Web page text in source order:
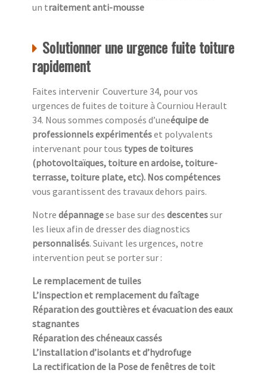
un traitement anti-mousse
Solutionner une urgence fuite toiture
rapidement
Faites intervenir Couverture 34, pour vos
urgences de fuites de toiture à Courniou Herault
34. Nous sommes composés d’uneéquipe de
professionnels expérimentéset polyvalents
intervenant pour tous types de toitures
(photovoltaïques, toiture en ardoise, toiture-
terrasse, toiture plate, etc). Nos compétences
vous garantissent des travaux dehors pairs.
Notre dépannagese base sur des descentessur
les lieux afin de dresser des diagnostics
personnalisés. Suivant les urgences, notre
intervention peut se porter sur :
Le remplacement de tuiles
L’inspection et remplacement du faîtage
Réparation des gouttières et évacuation des eaux
stagnantes
Réparation des chéneaux cassés
L’installation d’isolants et d’hydrofuge
La rectification de la Pose de fenêtres de toit